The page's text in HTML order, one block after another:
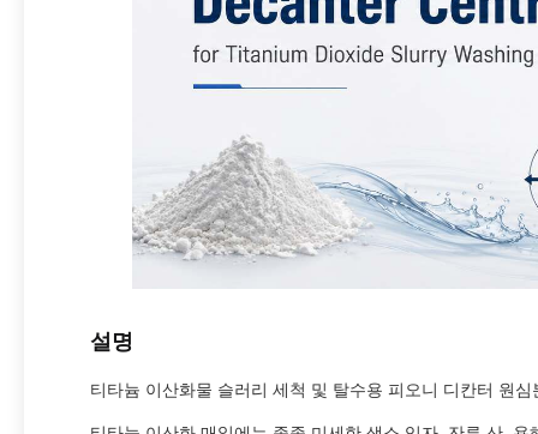
설명
티타늄 이산화물 슬러리 세척 및 탈수용 피오니 디칸터 원